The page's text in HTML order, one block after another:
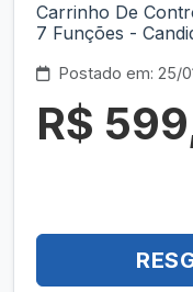
Carrinho De
7 Funções -
Postado em: 25/
R$